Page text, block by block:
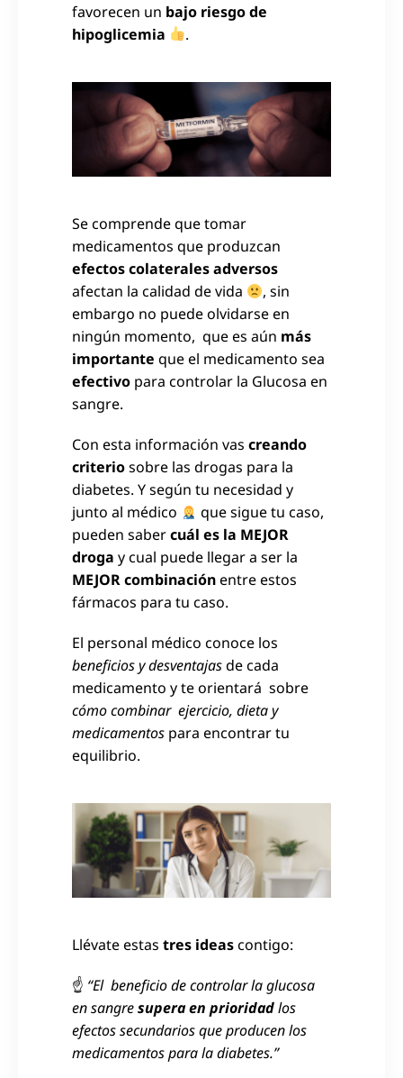
favorecen un bajo riesgo de
hipoglicemia
.
Se comprende que tomar
medicamentos que produzcan
efectos colaterales adversos
afectan la calidad de vida
, sin
embargo no puede olvidarse en
ningún momento, que es aún más
importante que el medicamento sea
efectivo para controlar la Glucosa en
sangre.
Con esta información vas creando
criteriosobre las drogas para la
diabetes. Y según tu necesidad y
junto al médico
que sigue tu caso,
pueden sabercuál es la MEJOR
droga y cual puede llegar a ser la
MEJOR combinaciónentre estos
fármacos para tu caso.
El personal médico conoce los
beneficios y desventajasde cada
medicamento y te orientará sobre
cómo combinar ejercicio, dieta y
medicamentos para encontrar tu
equilibrio.
Llévate estas tres ideascontigo:
☝ “El beneficio de controlar la glucosa
en sangresupera en prioridadlos
efectos secundarios que producen los
medicamentos para la diabetes.”